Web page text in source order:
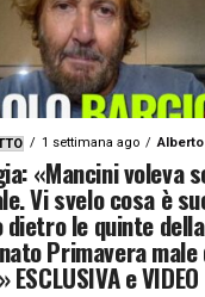
1 settimana ago
«Mancini voleva
Vi svelo cosa è
dietro le quinte
Primavera
e VIDEO